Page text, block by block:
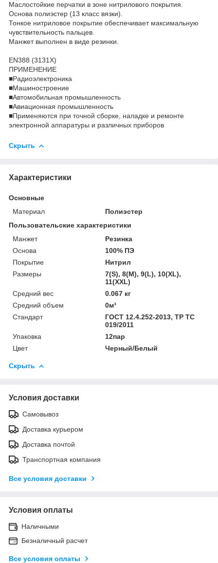
Маслостойкие перчатки в зоне нитрилового покрытия.
Основа полиэстер (13 класс вязки).
Тонкое нитриловое покрытие обеспечивает максимальную
чувствительность пальцев.
Манжет выполнен в виде резинки.
EN388 (3131Х)
ПРИМЕНЕНИЕ
■Радиоэлектроника
■Машиностроение
■Автомобильная промышленность
■Авиационная промышленность
■Применяются при точной сборке, наладке и ремонте
электронной аппаратуры и различных приборов
Скрыть
Характеристики
Основные
Материал
Полиэстер
Пользовательские характеристики
Манжет
Резинка
Основа
100% ПЭ
Покрытие
Нитрил
Размеры
7(S), 8(M), 9(L), 10(XL),
11(XXL)
Средний вес
0.067 кг
Средний объем
0м³
Стандарт
ГОСТ 12.4.252-2013, ТР ТС
019/2011
Упаковка
12пар
Цвет
Черный/Белый
Скрыть
Условия доставки
Самовывоз
Доставка курьером
Доставка почтой
Транспортная компания
Все условия доставки
Условия оплаты
Наличными
Безналичный расчет
Все условия оплаты